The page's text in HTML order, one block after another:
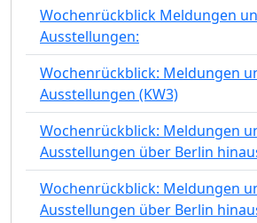
Wochenrückblick Meldungen
Ausstellungen:
Wochenrückblick: Meldungen
Ausstellungen (KW3)
Wochenrückblick: Meldungen
Ausstellungen über Berlin
Wochenrückblick: Meldungen
Ausstellungen über Berlin